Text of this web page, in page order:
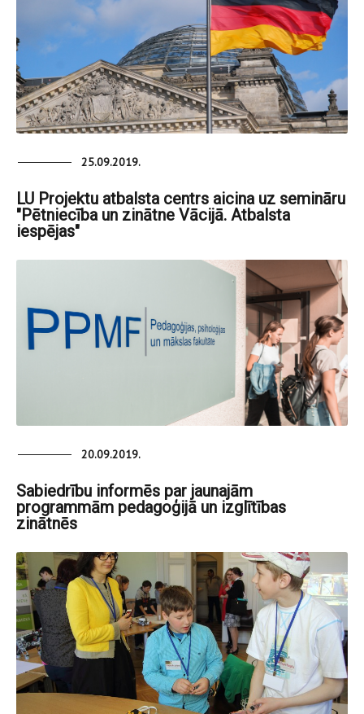
25.09.2019.
LU Projektu atbalsta centrs aicina uz semināru
"Pētniecība un zinātne Vācijā. Atbalsta
iespējas"
20.09.2019.
Sabiedrību informēs par jaunajām
programmām pedagoģijā un izglītības
zinātnēs